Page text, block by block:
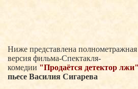
Ниже представлена полнометражная
версия фильма-Спектакля-
комедии "Продаётся детектор лжи"
пьесе Василия Сигарева